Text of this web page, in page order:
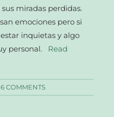
miradas perdidas.
emociones pero si
inquietas y algo
personal. Read
6 COMMENTS